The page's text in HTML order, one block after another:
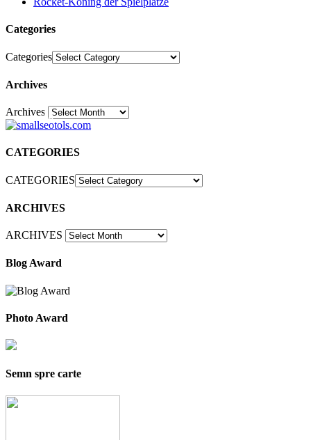
Categories
Categories
Archives
Archives30
CATEGORIES
CATEGORIES
ARCHIVES
ARCHIVES
Blog Award
Photo Award
Semn spre carte